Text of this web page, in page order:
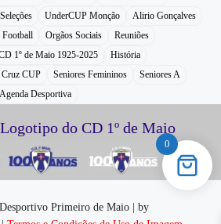
Seleções UnderCUP Monção
Alirio Gonçalves
Football Orgãos Sociais
Reuniões
1º de Maio 1925-2025
História
Cruz CUP Seniores Femininos
Seniores A
Agenda Desportiva
do CD 1º de Maio
Primeiro de Maio | by
0